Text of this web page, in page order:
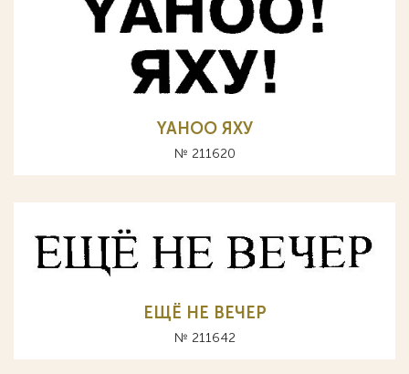
YAHOO ЯХУ
№ 211620
ЕЩЁ НЕ ВЕЧЕР
№ 211642